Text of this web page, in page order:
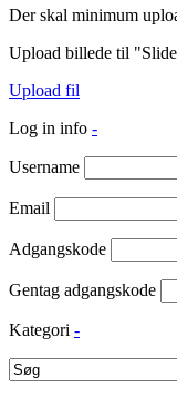
Der skal minimum
Upload billede til
Upload fil
Log in info -
Username
Email
Adgangskode
Gentag adgangskode
Kategori -